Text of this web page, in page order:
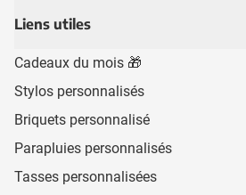
Liens utiles
Cadeaux du mois 🎁
Stylos personnalisés
Briquets personnalisé
Parapluies personnalisés
Tasses personnalisées